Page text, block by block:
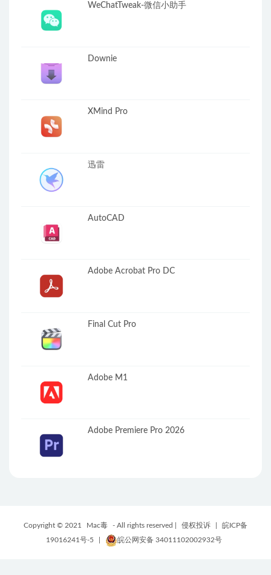
WeChatTweak-微信小助手
Downie
XMind Pro
迅雷
AutoCAD
Adobe Acrobat Pro DC
Final Cut Pro
Adobe M1
Adobe Premiere Pro 2026
Copyright © 2021 Mac毒 - All rights reserved | 侵权投诉
皖ICP备
19016241号-5
皖公网安备 34011102002932号